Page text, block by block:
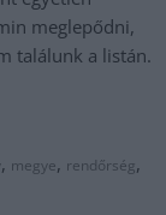
meglepődni,
találunk a listán.
, megye, rendőrség,